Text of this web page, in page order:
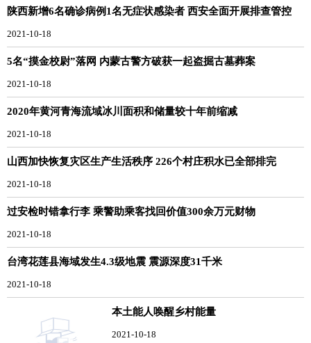
陕西新增6名确诊病例1名无症状感染者 西安全面开展排查管控
2021-10-18
5名“摸金校尉”落网 内蒙古警方破获一起盗掘古墓葬案
2021-10-18
2020年黄河青海流域冰川面积和储量较十年前缩减
2021-10-18
山西加快恢复灾区生产生活秩序 226个村庄积水已全部排完
2021-10-18
过安检时错拿行李 乘警助乘客找回价值300余万元财物
2021-10-18
台湾花莲县海域发生4.3级地震 震源深度31千米
2021-10-18
本土能人唤醒乡村能量
2021-10-18